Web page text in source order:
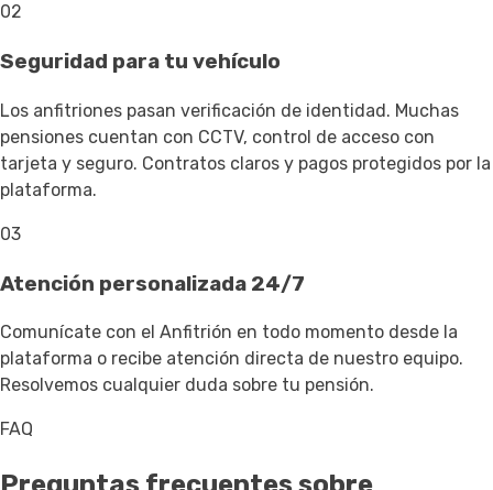
02
Seguridad para tu vehículo
Los anfitriones pasan verificación de identidad. Muchas
pensiones cuentan con CCTV, control de acceso con
tarjeta y seguro. Contratos claros y pagos protegidos por la
plataforma.
03
Atención personalizada 24/7
Comunícate con el Anfitrión en todo momento desde la
plataforma o recibe atención directa de nuestro equipo.
Resolvemos cualquier duda sobre tu pensión.
FAQ